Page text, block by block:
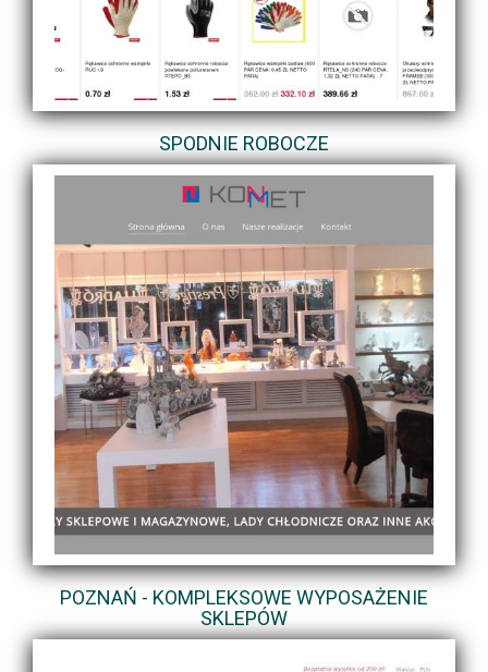
SPODNIE ROBOCZE
POZNAŃ - KOMPLEKSOWE WYPOSAŻENIE
SKLEPÓW